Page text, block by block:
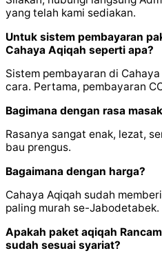
yang telah kami sediakan.
Untuk sistem pembayaran
Cahaya Aqiqah seperti apa?
Sistem pembayaran di
cara. Pertama, pembayaran
Bagimana dengan rasa
Rasanya sangat enak, lezat,
bau prengus.
Bagaimana dengan harga?
Cahaya Aqiqah sudah
paling murah se-Jabodetabek.
Apakah paket aqiqah
sudah sesuai syariat?